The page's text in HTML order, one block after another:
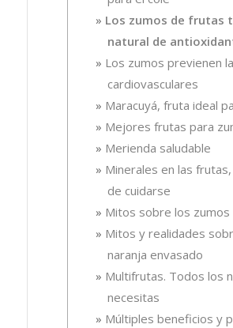
Los zumos de frutas
natural de
Los zumos previenen
cardiovasculares
Maracuyá, fruta ideal
Mejores frutas para
Merienda saludable
Minerales en las frutas,
de cuidarse
Mitos sobre los
Mitos y realidades
naranja envasado
Multifrutas. Todos los
necesitas
Múltiples beneficios y